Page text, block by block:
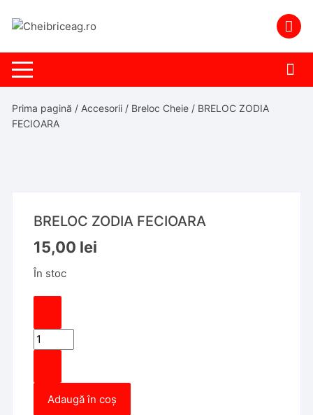
Prima pagină / Accesorii / Breloc Cheie / BRELOC ZODIA
FECIOARA
BRELOC ZODIA FECIOARA
15,00 lei
În stoc
Cantitate
BRELOC
FECIOARA
Adaugă în coș